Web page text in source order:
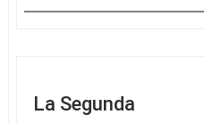
La Segunda